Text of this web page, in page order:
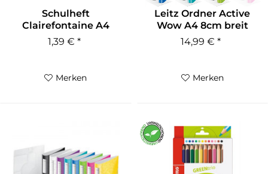
Schulheft
Clairefontaine A4
Lineatur 7 kariert 90g
1,39 € *
Merken
Leitz Ordner Active
Wow A4 8cm breit
versch....
14,99 € *
Merken